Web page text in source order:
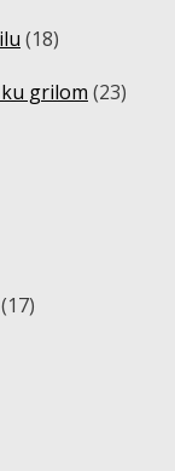
(18)
grilom (23)
(17)